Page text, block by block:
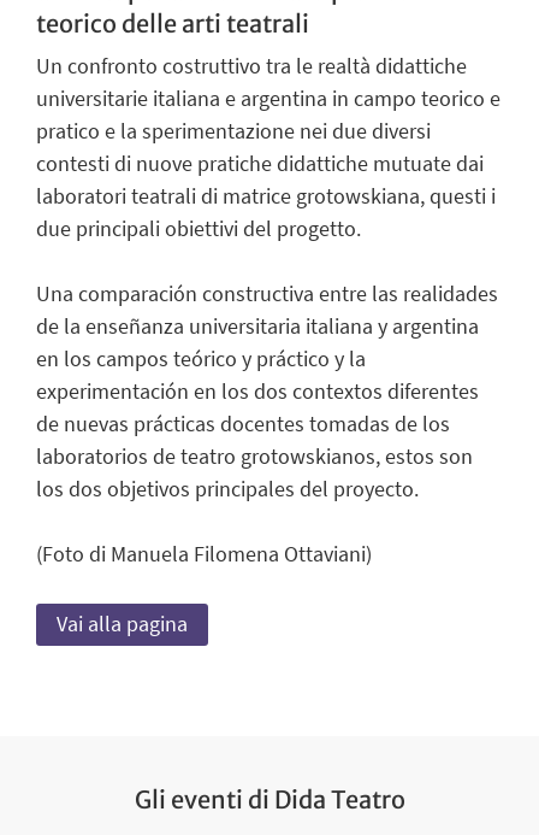
teorico delle arti teatrali
Un confronto costruttivo tra le realtà didattiche
universitarie italiana e argentina in campo teorico e
pratico e la sperimentazione nei due diversi
contesti di nuove pratiche didattiche mutuate dai
laboratori teatrali di matrice grotowskiana, questi i
due principali obiettivi del progetto.
Una comparación constructiva entre las realidades
de la enseñanza universitaria italiana y argentina
en los campos teórico y práctico y la
experimentación en los dos contextos diferentes
de nuevas prácticas docentes tomadas de los
laboratorios de teatro grotowskianos, estos son
los dos objetivos principales del proyecto.
(Foto di Manuela Filomena Ottaviani)
Vai alla pagina
Gli eventi di Dida Teatro